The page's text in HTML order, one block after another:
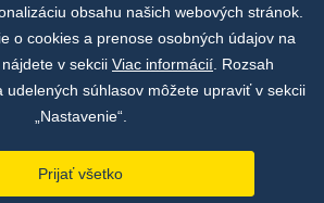
obsahu našich webových stránok.
o cookies a prenose osobných údajov na
v sekcii Viac informácií . Rozsah
udelených súhlasov môžete upraviť v sekcii
„Nastavenie“.
Prijať všetko